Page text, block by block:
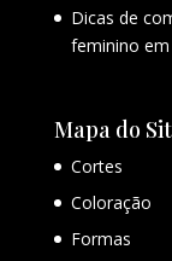
Dicas de
feminino
Mapa do
Cortes
Coloração
Formas